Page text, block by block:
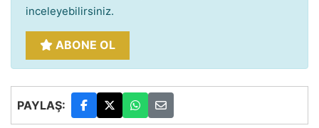
inceleyebilirsiniz.
ABONE OL
PAYLAŞ: